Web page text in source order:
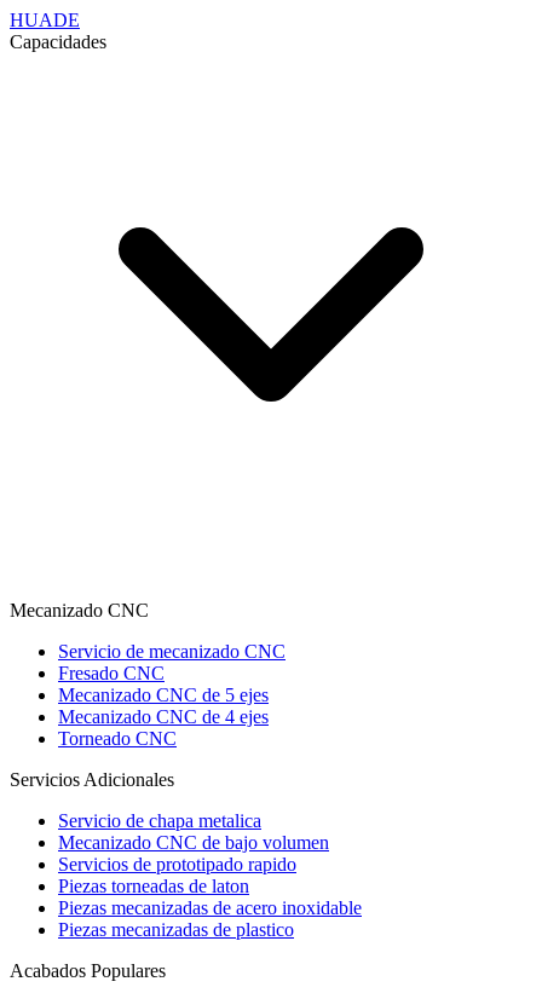
HUADE
Capacidades
Mecanizado CNC
Servicio de mecanizado CNC
Fresado CNC
Mecanizado CNC de 5 ejes
Mecanizado CNC de 4 ejes
Torneado CNC
Servicios Adicionales
Servicio de chapa metalica
Mecanizado CNC de bajo volumen
Servicios de prototipado rapido
Piezas torneadas de laton
Piezas mecanizadas de acero inoxidable
Piezas mecanizadas de plastico
Acabados Populares